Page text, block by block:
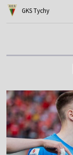
GKS Tychy